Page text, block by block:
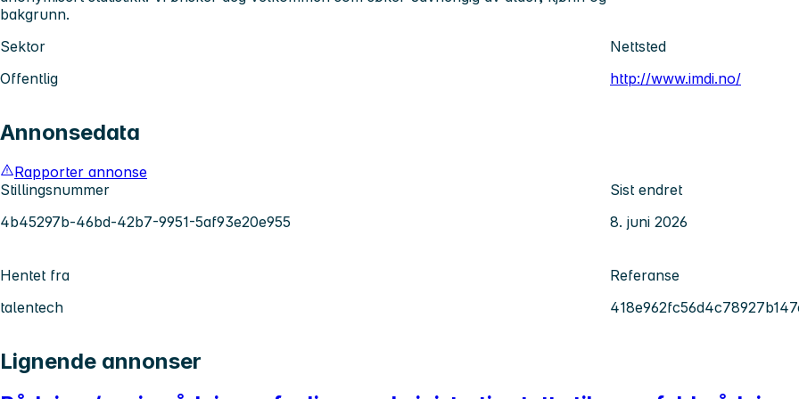
bakgrunn.
Sektor
Offentlig
Nettsted
http://www.imdi.no/
Annonsedata
Rapporter annonse
Stillingsnummer
4b45297b-46bd-42b7-9951-5af93e20e955
Sist endret
8. juni 2026
Hentet fra
talentech
Referanse
Lignende annonser